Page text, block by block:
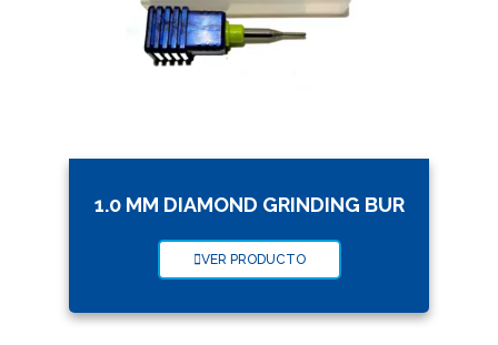
1.0 MM DIAMOND GRINDING BUR
VER PRODUCTO